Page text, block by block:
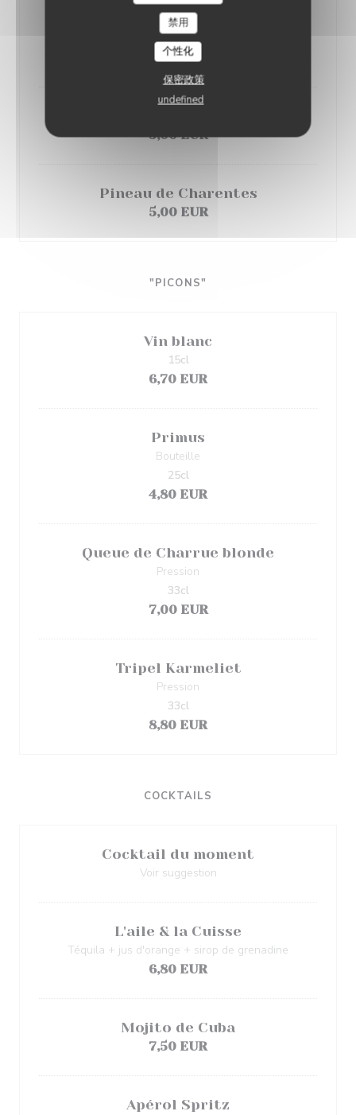
禁用
个性化
保密政策
undefined
Porto
Rouge / Blanc
5,00 EUR
5,00 EUR
Pineau de Charentes
5,00 EUR
"PICONS"
Vin blanc
6,70 EUR
15cl
Primus
Bouteille
4,80 EUR
25cl
Queue de Charrue blonde
Pression
7,00 EUR
33cl
Tripel Karmeliet
Pression
8,80 EUR
33cl
COCKTAILS
Cocktail du moment
Voir suggestion
L'aile & la Cuisse
Téquila + jus d'orange + sirop de grenadine
6,80 EUR
Mojito de Cuba
7,50 EUR
Apérol Spritz